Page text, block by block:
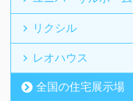
リクシル
レオハウス
全国の住宅展示場